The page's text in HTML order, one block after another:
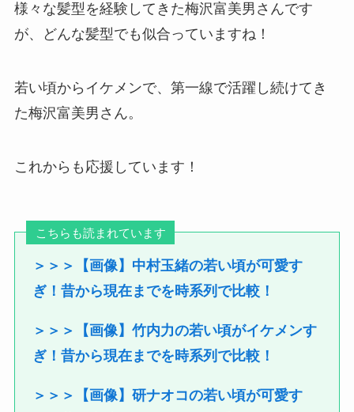
様々な髪型を経験してきた梅沢富美男さんです
が、どんな髪型でも似合っていますね！
若い頃からイケメンで、第一線で活躍し続けてき
た梅沢富美男さん。
これからも応援しています！
こちらも読まれています
＞＞＞【画像】中村玉緒の若い頃が可愛す
ぎ！昔から現在までを時系列で比較！
＞＞＞【画像】竹内力の若い頃がイケメンす
ぎ！昔から現在までを時系列で比較！
＞＞＞【画像】研ナオコの若い頃が可愛す